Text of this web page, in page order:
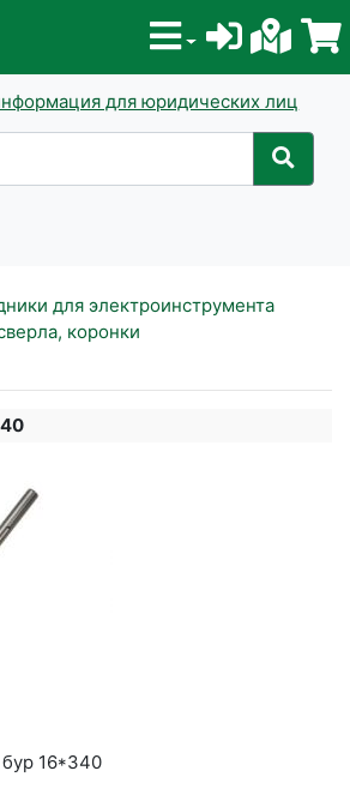
для юридических лиц
для электроинструмента
коронки
бур 16*340